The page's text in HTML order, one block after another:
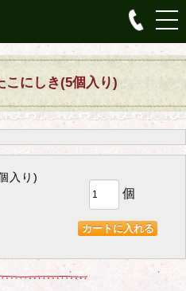
こにしき(5個入り)
入り)
個